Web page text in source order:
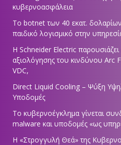
κυβερνοασφάλεια
Το botnet των 40 εκατ.
παιδικό λογισμικό στην
Η Schneider Electric
αξιολόγησης του κινδύνου Arc
VDC,
Direct Liquid Cooling – Ψύξη
Υποδομές
Το κυβερνοέγκλημα γίνεται
malware και υποδομές «ως
Η «Στρογγυλή Θεά» της